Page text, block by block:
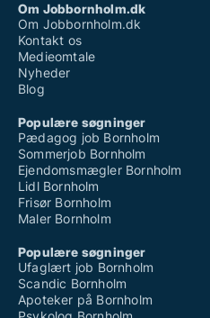
Om Jobbornholm.dk
Om Jobbornholm.dk
Kontakt os
Medieomtale
Nyheder
Blog
Populære søgninger
Pædagog job Bornholm
Sommerjob Bornholm
Ejendomsmægler Bornholm
Lidl Bornholm
Frisør Bornholm
Maler Bornholm
Populære søgninger
Ufaglært job Bornholm
Scandic Bornholm
Apoteker på Bornholm